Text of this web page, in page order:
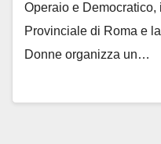
Operaio e
Provinciale di Roma e
Donne organizza un…